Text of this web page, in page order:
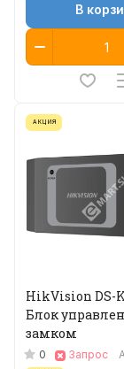
В
АКЦИЯ
HikVision DS-
Блок
замком
0 Запрос